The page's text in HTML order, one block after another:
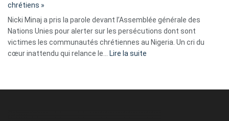
ses
tripes »
chrétiens »
Nicki Minaj a pris la parole devant l’Assemblée générale des
Nations Unies pour alerter sur les persécutions dont sont
victimes les communautés chrétiennes au Nigeria. Un cri du
cœur inattendu qui relance le…
Lire la suite